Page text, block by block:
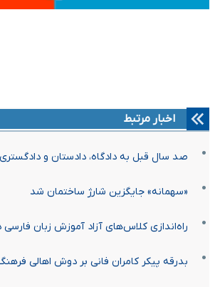
اخبار مرتبط
صد سال قبل به دادگاه، دادستان و
«سهمانه» جایگزین شارژ ساختمان شد
راه‌اندازی کلاس‌های آزاد آموزش زبان
بدرقه پیکر کامران فانی بر دوش اهالی